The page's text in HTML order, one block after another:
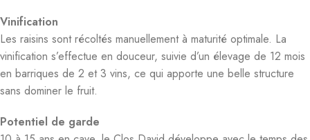
Vinification
Les raisins sont récoltés manuellement à maturité optimale. La
vinification s’effectue en douceur, suivie d’un élevage de 12 mois
en barriques de 2 et 3 vins, ce qui apporte une belle structure
sans dominer le fruit.
Potentiel de garde